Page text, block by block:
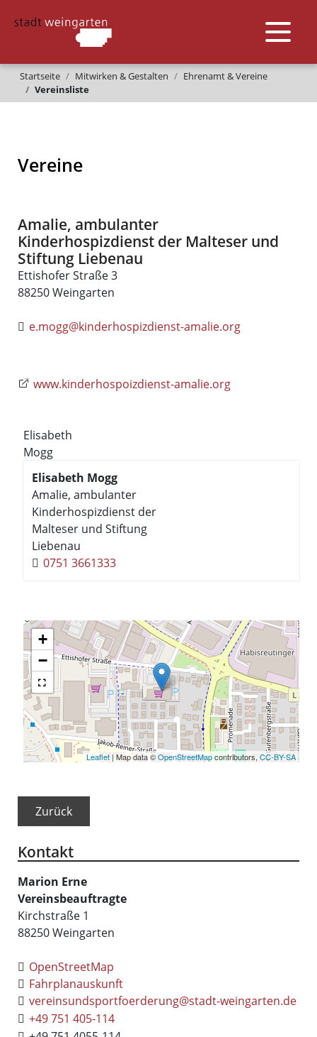
Startseite Mitwirken & Gestalten
Ehrenamt & Vereine
Vereinsliste
Vereine
Amalie, ambulanter
Kinderhospizdienst der Malteser und
Stiftung Liebenau
Ettishofer Straße 3
88250Weingarten
e.mogg@kinderhospizdienst-amalie.org
www.kinderhospoizdienst-amalie.org
Elisabeth
Mogg
Elisabeth Mogg
Amalie, ambulanter
Kinderhospizdienst der
Malteser und Stiftung
Liebenau
0751 3661333
+
−
Leaflet | Map data ©OpenStreetMapcontributors, CC-BY-SA
Zurück
Kontakt
Marion Erne
Vereinsbeauftragte
Kirchstraße 1
88250Weingarten
OpenStreetMap
Fahrplanauskunft
vereinsundsportfoerderung@stadt-weingarten.de
+49 751 405-114